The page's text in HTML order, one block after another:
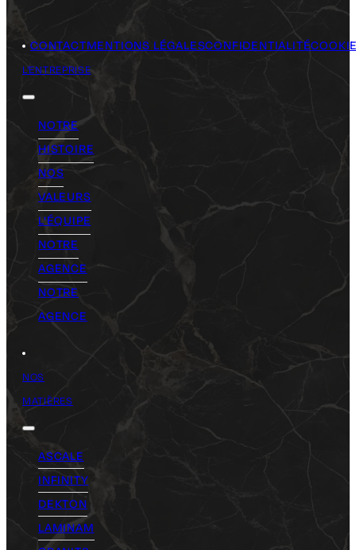
L'ENTREPRISE
NOTRE
HISTOIRE
NOS
VALEURS
L'ÉQUIPE
NOTRE
AGENCE
NOTRE
AGENCE
NOS
MATIÈRES
ASCALE
INFINITY
DEKTON
LAMINAM
CONTACTMENTIONS LÉGALESCONFIDENTIALITÉ